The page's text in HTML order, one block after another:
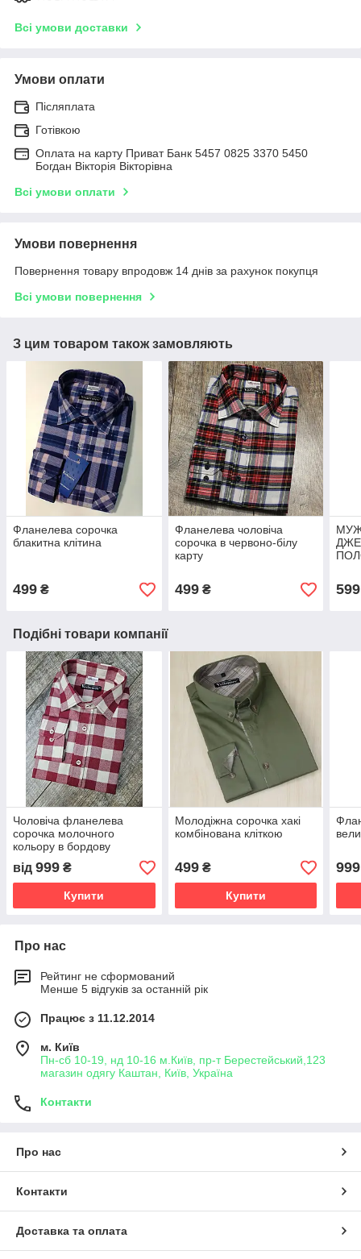
Всі умови доставки
Умови оплати
Післяплата
Готівкою
Оплата на карту Приват Банк 5457 0825 3370 5450
Богдан Вікторія Вікторівна
Всі умови оплати
Умови повернення
Повернення товару впродовж 14 днів за рахунок покупця
Всі умови повернення
З цим товаром також замовляють
Фланелева сорочка
блакитна клітина
499 ₴
Фланелева чоловіча
сорочка в червоно-білу
карту
499₴ 599
Подібні товари компанії
Чоловіча фланелева
сорочка молочного
кольору в бордову
від 999 ₴
Купити
Молодіжна сорочка хакі
комбінована кліткою
499₴
Купити
999
Про нас
Рейтинг не сформований
Менше 5 відгуків за останній рік
Працює з 11.12.2014
м. Київ
Пн-сб 10-19, нд 10-16 м.Київ, пр-т Берестейський,123
магазин одягу Каштан, Київ, Україна
Контакти
Про нас
Контакти
Доставка та оплата